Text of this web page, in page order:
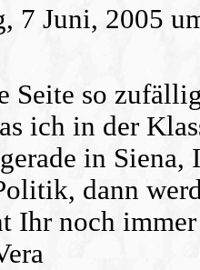
7 Juni, 2005
Seite so
ich in der
in
dann
Ihr noch